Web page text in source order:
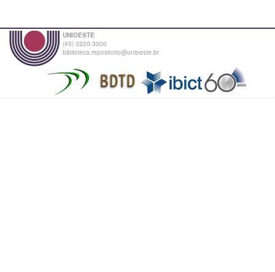
UNIOESTE
(45) 3220-3000
biblioteca.repositorio@unioeste.br